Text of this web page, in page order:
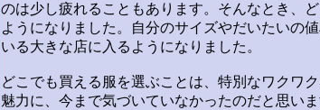
のは少し疲れることもあります。そんなとき、
ようになりました。自分のサイズやだいたいの
いる大きな店に入るようになりました。
どこでも買える服を選ぶことは、特別なワクワ
魅力に、今まで気づいていなかったのだと思いま